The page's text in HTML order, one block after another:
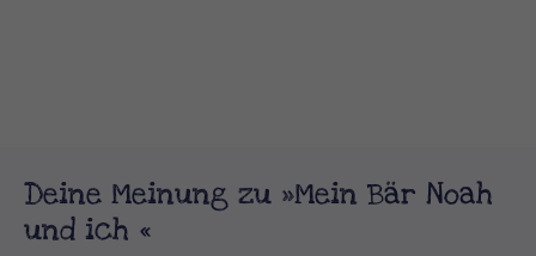
Deine Meinung zu »Mein Bär Noah
und ich «